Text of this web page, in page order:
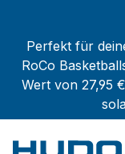
Perfekt für
RoCo
Wert von 27,95